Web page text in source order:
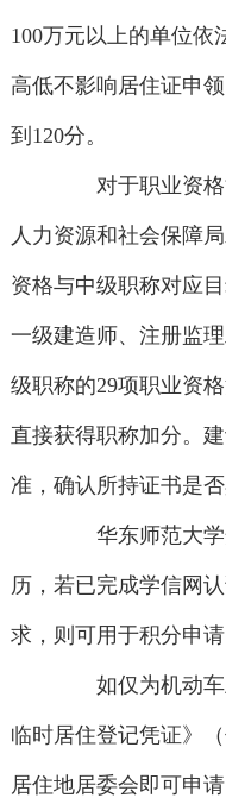
100万元以上的单位依
高低不影响居住证申
到120分。
对于职业资格
人力资源和社会保障
资格与中级职称对应
一级建造师、注册监
级职称的29项职业资
直接获得职称加分。
准，确认所持证书是否
华东师范大学
历，若已完成学信网
求，则可用于积分申请
如仅为机动车
临时居住登记凭证》
居住地居委会即可申